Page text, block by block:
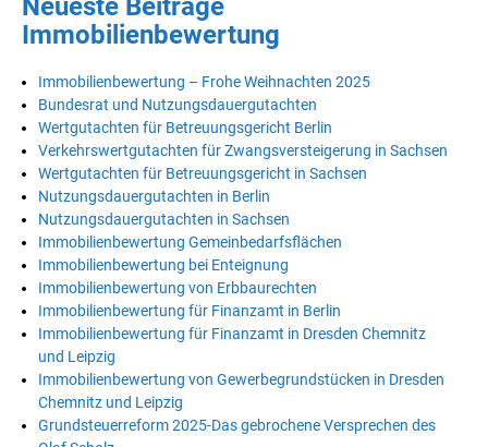
Neueste Beiträge
Immobilienbewertung
Immobilienbewertung – Frohe Weihnachten 2025
Bundesrat und Nutzungsdauergutachten
Wertgutachten für Betreuungsgericht Berlin
Verkehrswertgutachten für Zwangsversteigerung in Sachsen
Wertgutachten für Betreuungsgericht in Sachsen
Nutzungsdauergutachten in Berlin
Nutzungsdauergutachten in Sachsen
Immobilienbewertung Gemeinbedarfsflächen
Immobilienbewertung bei Enteignung
Immobilienbewertung von Erbbaurechten
Immobilienbewertung für Finanzamt in Berlin
Immobilienbewertung für Finanzamt in Dresden Chemnitz
und Leipzig
Immobilienbewertung von Gewerbegrundstücken in Dresden
Chemnitz und Leipzig
Grundsteuerreform 2025-Das gebrochene Versprechen des